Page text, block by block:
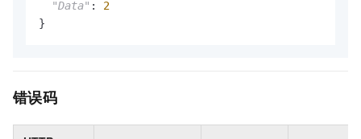
"Data" : 2
}
错误码